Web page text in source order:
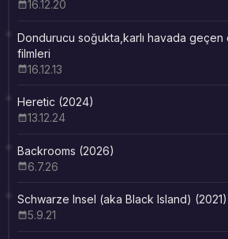
16.12.20
Dondurucu soğukta,karlı havada
filmleri
16.12.13
Heretic (2024)
13.12.24
Backrooms (2026)
6.7.26
Schwarze Insel (aka Black Island) (2021)
5.9.21